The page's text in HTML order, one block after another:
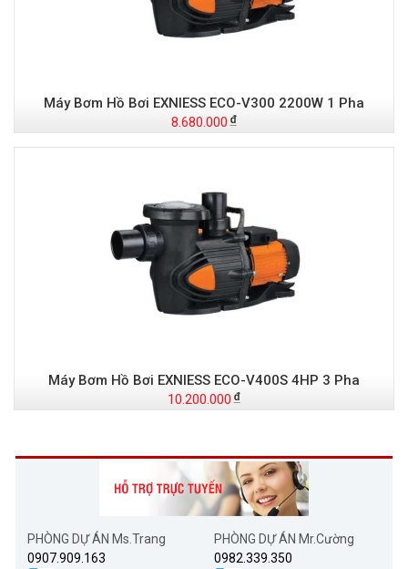
Máy Bơm Hồ Bơi EXNIESS ECO-V300 2200W 1 Pha
8.680.000
Máy Bơm Hồ Bơi EXNIESS ECO-V400S 4HP 3 Pha
10.200.000
PHÒNG DỰ ÁN Ms.Trang
0907.909.163
PHÒNG DỰ ÁN Mr.Cường
0982.339.350